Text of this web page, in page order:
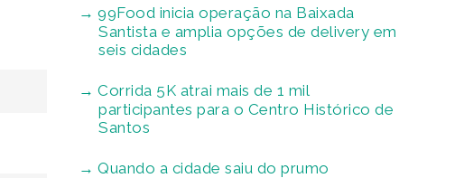
99Food inicia operação na Baixada
Santista e amplia opções de delivery em
seis cidades
Corrida 5K atrai mais de 1 mil
participantes para o Centro Histórico de
Santos
Quando a cidade saiu do prumo